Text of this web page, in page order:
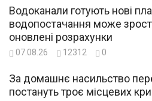
Водоканали готують нові
водопостачання може
оновлені розрахунки
07.08.26 12312 0
За домашнє насильство
постануть троє місцевих